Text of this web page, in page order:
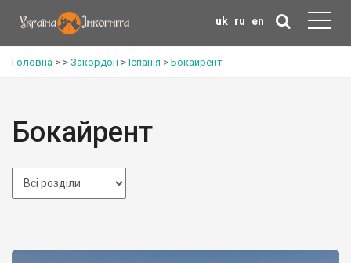
uk ru en
Головна > > Закордон > Іспанія > Бокайрент
Бокайрент